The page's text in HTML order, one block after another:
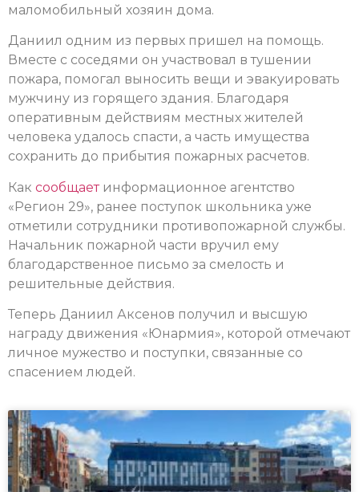
маломобильный хозяин дома.
Даниил одним из первых пришел на помощь.
Вместе с соседями он участвовал в тушении
пожара, помогал выносить вещи и эвакуировать
мужчину из горящего здания. Благодаря
оперативным действиям местных жителей
человека удалось спасти, а часть имущества
сохранить до прибытия пожарных расчетов.
Как сообщаетинформационное агентство
«Регион 29», ранее поступок школьника уже
отметили сотрудники противопожарной службы.
Начальник пожарной части вручил ему
благодарственное письмо за смелость и
решительные действия.
Теперь Даниил Аксенов получил и высшую
награду движения «Юнармия», которой отмечают
личное мужество и поступки, связанные со
спасением людей.